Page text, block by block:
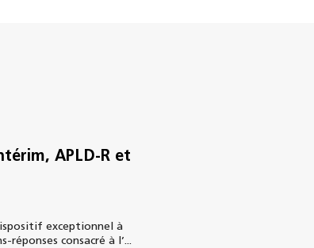
APLD-R et
exceptionnel à
consacré à l’...